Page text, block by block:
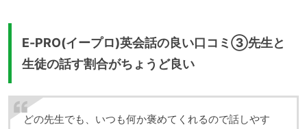
E-PRO(イープロ)英会話の良い口コミ③先生と
生徒の話す割合がちょうど良い
どの先生でも、いつも何か褒めてくれるので話しやす